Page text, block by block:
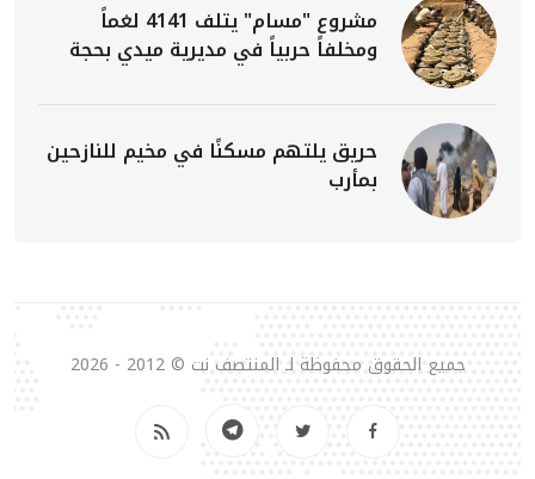
مشروع "مسام" يتلف 4141 لغماً
ومخلفاً حربياً في مديرية ميدي بحجة
حريق يلتهم مسكنًا في مخيم للنازحين
بمأرب
جميع الحقوق محفوظة لـ المنتصف نت © 2012 - 2026